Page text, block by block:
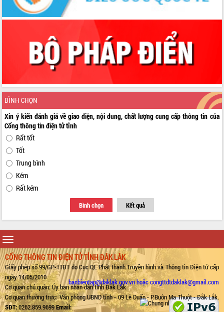
BÌNH CHỌN
Xin ý kiến đánh giá về giao diện, nội dung, chất lượng cung cấp thông tin của
Cổng thông tin điện tử tỉnh
Rất tốt
Tốt
Trung bình
Kém
Rất kém
Bình chọn Kết quả
Toggle
navigation
CỔNG THÔNG TIN ĐIỆN TỬ TỈNH ĐẮK LẮK
Giấy phép số 99/GP-TTĐT do Cục QL Phát thanh Truyền hình và Thông tin Điện tử cấp
ngày 14/05/2010
Cơ quan chủ quản: Ủy ban nhân dân tỉnh Đắk Lắk
Cơ quan thường trực: Văn phòng UBND tỉnh - 09 Lê Duẩn - P.Buôn Ma Thuột - Đắk Lắk.
SĐT:0262.859.9699Email:
banbientap@daklak.gov.vn hoặc congttdtdaklak@gmail.com